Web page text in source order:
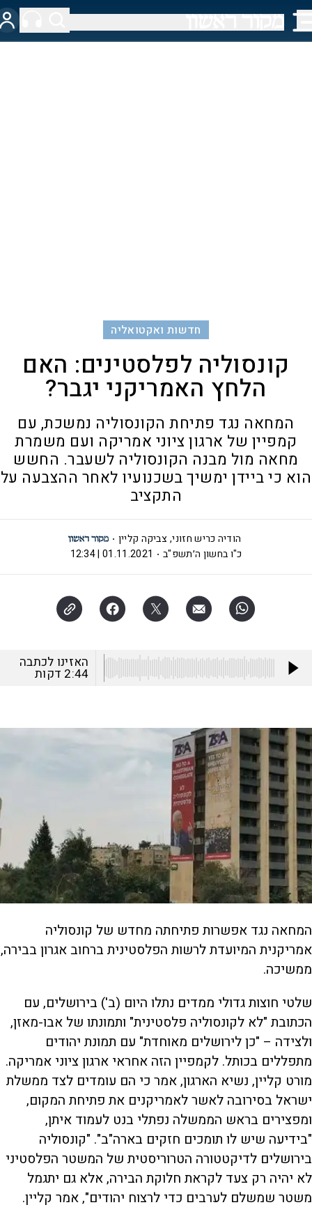
חדשות ואקטואליה
קונסוליה לפלסטינים: האם
הלחץ האמריקני יגבר?
המחאה נגד פתיחת הקונסוליה נמשכת, עם
קמפיין של ארגון ציוני אמריקה ועם משמרת
מחאה מול מבנה הקונסוליה לשעבר. החשש
הוא כי ביידן ימשיך בשכנועיו לאחר ההצבעה על
התקציב
הודיה כריש חזוני,צביקה קליין
כ"ו בחשון ה׳תשפ"ב
01.11.2021 | 12:34
האזינו לכתבה
2:44 דקות
המחאה נגד אפשרות פתיחתה מחדש של קונסוליה
אמריקנית המיועדת לרשות הפלסטינית ברחוב אגרון בבירה,
ממשיכה.
שלטי חוצות גדולי ממדים נתלו היום (ב') בירושלים, עם
הכתובת "לא לקונסוליה פלסטינית" ותמונתו של אבו-מאזן,
ולצידה – "כן לירושלים מאוחדת" עם תמונת יהודים
מתפללים בכותל. לקמפיין הזה אחראי ארגון ציוני אמריקה.
מורט קליין, נשיא הארגון, אמר כי הם עומדים לצד ממשלת
ישראל בסירובה לאשר לאמריקנים את פתיחת המקום,
ומפצירים בראש הממשלה נפתלי בנט לעמוד איתן,
"בידיעה שיש לו תומכים חזקים בארה"ב". "קונסוליה
בירושלים לדיקטטורה הטרוריסטית של המשטר הפלסטיני
לא יהיה רק צעד לקראת חלוקת הבירה, אלא גם יתגמל
משטר שמשלם לערבים כדי לרצוח יהודים", אמר קליין.